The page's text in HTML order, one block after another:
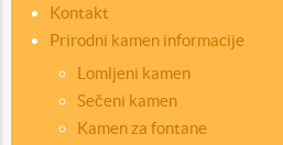
Kontakt
Prirodni kamen informacije
Lomljeni kamen
Sečeni kamen
Kamen za fontane